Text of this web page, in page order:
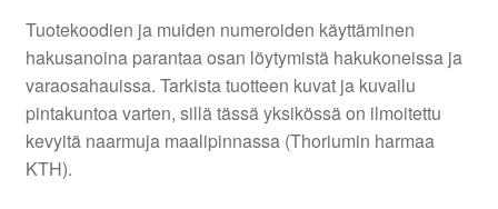
Tuotekoodien ja muiden numeroiden käyttäminen
hakusanoina parantaa osan löytymistä hakukoneissa ja
varaosahauissa. Tarkista tuotteen kuvat ja kuvailu
pintakuntoa varten, sillä tässä yksikössä on ilmoitettu
kevyitä naarmuja maalipinnassa (Thoriumin harmaa
KTH).